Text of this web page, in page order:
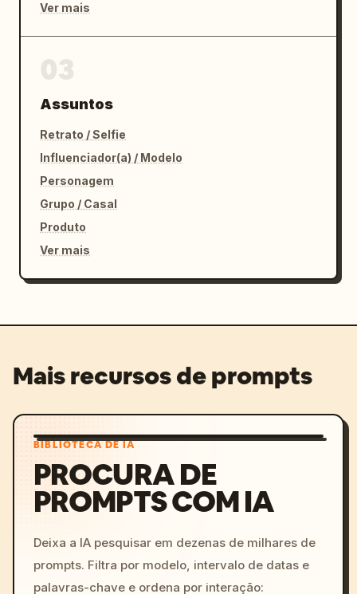
Ver mais
Assuntos
Retrato / Selfie
Influenciador(a) / Modelo
Personagem
Grupo / Casal
Produto
Ver mais
Mais recursos de prompts
BIBLIOTECA DE IA
PROCURA DE
PROMPTS COM IA
Deixa a IA pesquisar em dezenas de milhares de
prompts. Filtra por modelo, intervalo de datas e
palavras-chave e ordena por interação: